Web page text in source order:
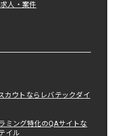
人・案件
カウトならレバテックダイ
ミング特化のQAサイトな
イル